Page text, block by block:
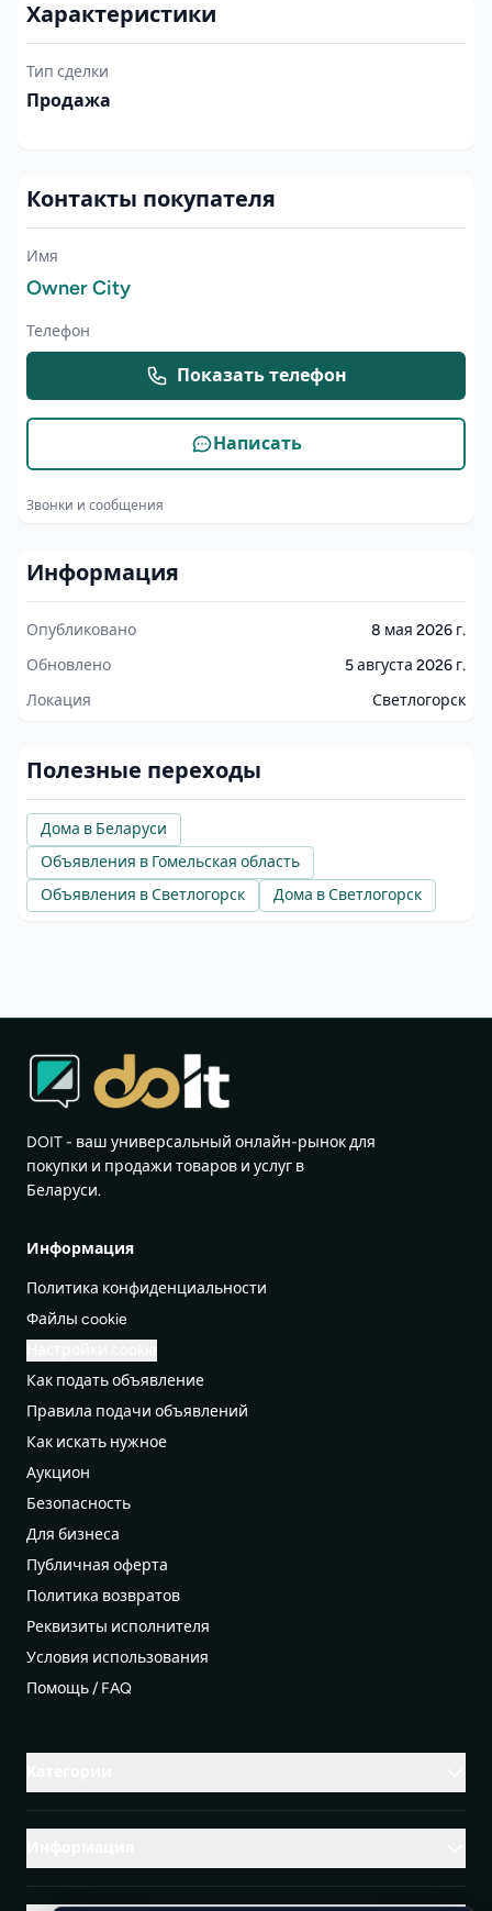
Характеристики
Тип сделки
Продажа
Контакты покупателя
Имя
Owner City
Телефон
Показать телефон
Написать
Звонки и сообщения
Информация
Опубликовано
8 мая 2026 г.
Обновлено
5 августа 2026 г.
Локация
Светлогорск
Полезные переходы
Дома в Беларуси
Объявления в Гомельская область
Объявления в Светлогорск
Дома в Светлогорск
DOIT - ваш универсальный онлайн-рынок для
покупки и продажи товаров и услуг в
Беларуси.
Информация
Политика конфиденциальности
Файлы cookie
Как подать объявление
Правила подачи объявлений
Как искать нужное
Аукцион
Безопасность
Для бизнеса
Публичная оферта
Политика возвратов
Реквизиты исполнителя
Условия использования
Помощь / FAQ